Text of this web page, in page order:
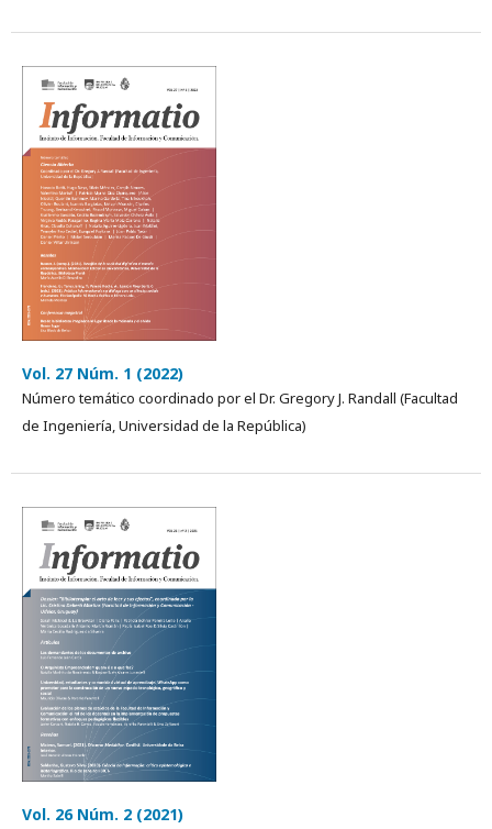
Vol. 27 Núm. 1 (2022)
Número temático coordinado por el Dr. Gregory J. Randall (Facultad
de Ingeniería, Universidad de la República)
Vol. 26 Núm. 2 (2021)